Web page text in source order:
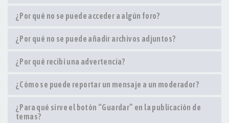
¿Por qué no se puede acceder a algún foro?
¿Por qué no se puede añadir archivos adjuntos?
¿Por qué recibí una advertencia?
¿Cómo se puede reportar un mensaje a un moderador?
¿Para qué sirve el botón “Guardar” en la publicación de
temas?